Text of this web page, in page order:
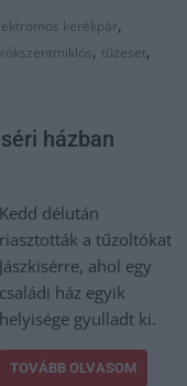
kerékpár,
, tűzeset,
házban
Kedd délután
riasztották a tűzoltókat
Jászkisérre, ahol egy
családi ház egyik
helyisége gyulladt ki.
TOVÁBB OLVASOM